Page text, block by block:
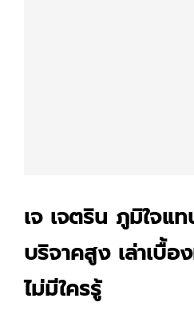
เจ เจตริน ภูมิใจแ
บริจาคสูง เล่าเบื้อ
ไม่มีใครรู้